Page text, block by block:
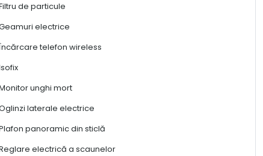
de particule
electrice
telefon wireless
unghi mort
laterale electrice
panoramic din sticlă
electrică a scaunelor